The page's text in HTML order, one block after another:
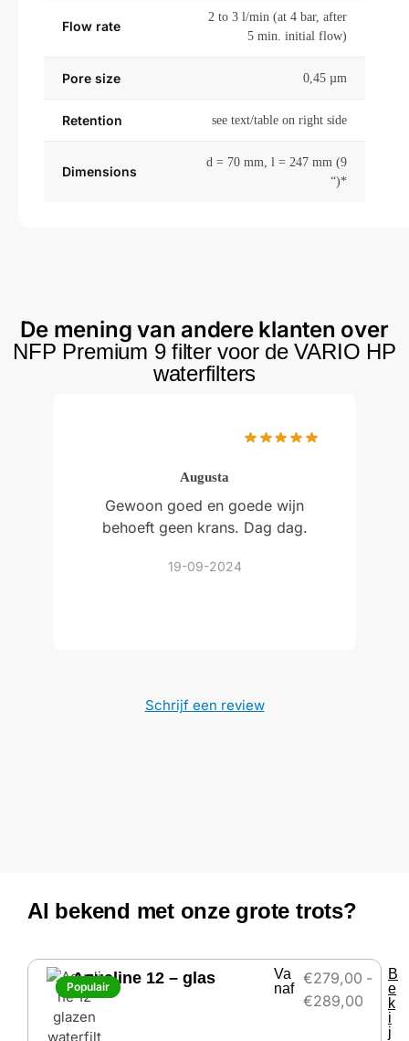
Flow rate
2 to 3 l/min (at 4 bar, after
5 min. initial flow)
Pore size 0,45 µm
Retention see text/table on right side
Dimensions
d = 70 mm, l = 247 mm (9
“)*
De mening van andere klanten over
NFP Premium 9 filter voor de VARIO HP
waterfilters
Augusta
Gewoon goed en goede wijn
behoeft geen krans. Dag dag.
19-09-2024
Schrijf een review
Al bekend met onze grote trots?
Populair
Populair
Aqualine 12 – glas
Va
naf
€279,00 -
€289,00
B
e
k
i
j